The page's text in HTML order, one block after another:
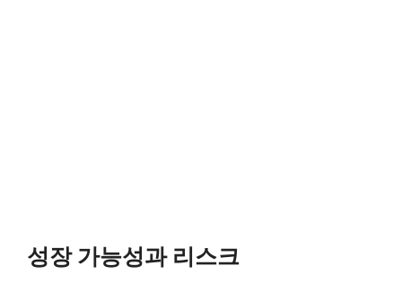
성장 가능성과 리스크